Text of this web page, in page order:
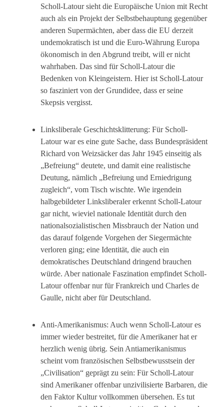
Scholl-Latour sieht die Europäische Union mit Recht
auch als ein Projekt der Selbstbehauptung gegenüber
anderen Supermächten, aber dass die EU derzeit
undemokratisch ist und die Euro-Währung Europa
ökonomisch in den Abgrund treibt, will er nicht
wahrhaben. Das sind für Scholl-Latour die
Bedenken von Kleingeistern. Hier ist Scholl-Latour
so fasziniert von der Grundidee, dass er seine
Skepsis vergisst.
Linksliberale Geschichtsklitterung: Für Scholl-
Latour war es eine gute Sache, dass Bundespräsident
Richard von Weizsäcker das Jahr 1945 einseitig als
„Befreiung“ deutete, und damit eine realistische
Deutung, nämlich „Befreiung und Erniedrigung
zugleich“, vom Tisch wischte. Wie irgendein
halbgebildeter Linksliberaler erkennt Scholl-Latour
gar nicht, wieviel nationale Identität durch den
nationalsozialistischen Missbrauch der Nation und
das darauf folgende Vorgehen der Siegermächte
verloren ging; eine Identität, die auch ein
demokratisches Deutschland dringend brauchen
würde. Aber nationale Faszination empfindet Scholl-
Latour offenbar nur für Frankreich und Charles de
Gaulle, nicht aber für Deutschland.
Anti-Amerikanismus: Auch wenn Scholl-Latour es
immer wieder bestreitet, für die Amerikaner hat er
herzlich wenig übrig. Sein Antiamerikanismus
scheint vom französischen Selbstbewusstsein der
„Civilisation“ geprägt zu sein: Für Scholl-Latour
sind Amerikaner offenbar unzivilisierte Barbaren, die
den Faktor Kultur vollkommen übersehen. Es tut